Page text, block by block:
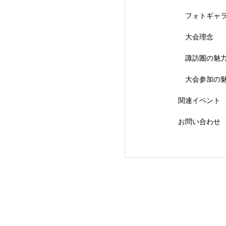
【会議報告】諏訪
フォトギャ
大会理念
諏訪圏の魅力
大会参加の
関連イベント
お問い合わせ